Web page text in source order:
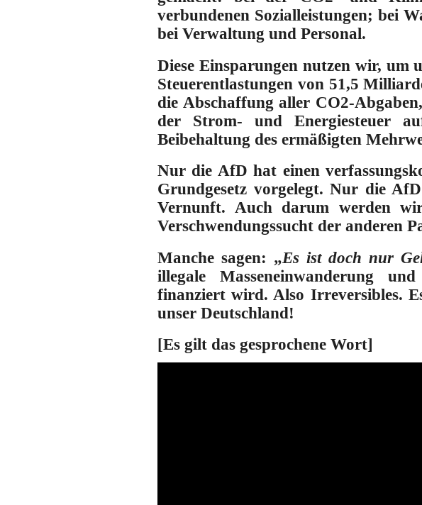
verbundenen Sozialleistungen; bei
bei Verwaltung und Personal.
Diese Einsparungen nutzen wir, um
Steuerentlastungen von 51,5
die Abschaffung aller CO2-
der Strom- und Energiesteuer
Beibehaltung des ermäßigten
Nur die AfD hat einen
Grundgesetz vorgelegt.Nur die
Vernunft. Auch darum werden
Verschwendungssucht der anderen
Manche sagen: „Es ist doch nur
illegale Masseneinwanderung
finanziert wird. Also Irreversibles.
unser Deutschland!
[Es gilt das gesprochene Wort]